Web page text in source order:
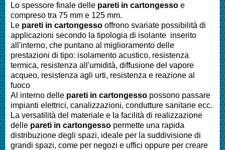
Lo spessore finale delle pareti in cartongesso e
compreso tra 75 mm e 125 mm.
Le pareti in cartongesso offrono svariate possibilità di
applicazioni secondo la tipologia di isolante inserito
all'interno, che puntano al miglioramento delle
prestazioni di tipo: isolamento acustico, resistenza
termica, resistenza all'umidità, diffusione del vapore
acqueo, resistenza agli urti, resistenza e reazione al
fuoco
Al interno delle pareti in cartongesso possono passare
impianti elettrici, canalizzazioni, condutture sanitarie ecc.
La versatilità del materiale e la facilità di realizzazione
delle pareti in cartongesso permette una rapida
distribuzione degli spazi, ideale per la suddivisione di
grandi spazi, come per negozi e uffici oppure per creare